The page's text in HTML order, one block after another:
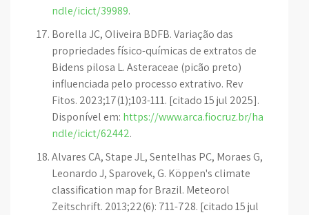
ndle/icict/39989.
Borella JC, Oliveira BDFB. Variação das
propriedades físico-químicas de extratos de
Bidens pilosa L. Asteraceae (picão preto)
influenciada pelo processo extrativo. Rev
Fitos. 2023;17(1);103-111. [citado 15 jul 2025].
Disponível em: https://www.arca.fiocruz.br/ha
ndle/icict/62442.
Alvares CA, Stape JL, Sentelhas PC, Moraes G,
Leonardo J, Sparovek, G. Köppen's climate
classification map for Brazil. Meteorol
Zeitschrift. 2013;22(6): 711-728. [citado 15 jul